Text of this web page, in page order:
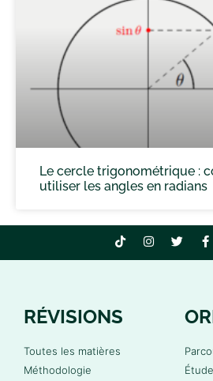
Le cercle trigonométrique :
utiliser les angles en radians
RÉVISIONS
Toutes les matières
Méthodologie